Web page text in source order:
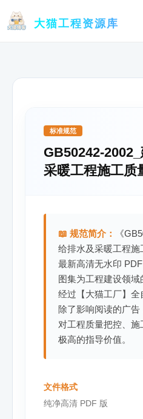
大猫工程资源库
标准规范
GB50242-
采暖工程施工质
📖 规范简介：
《
给排水及采暖工程施
最新高清无水印
图集为工程建设领域
经过【大猫工厂】
除了影响阅读的广告
对工程质量把控、
极高的指导价值。
文件格式
纯净高清 PDF 版